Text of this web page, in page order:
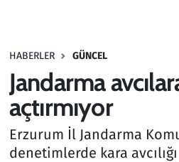
HABERLER GÜNCEL
Jandarma
açtırmıyor
Erzurum İl Jandarma
denetimlerde kara
Haber
Kurumsal Haberler